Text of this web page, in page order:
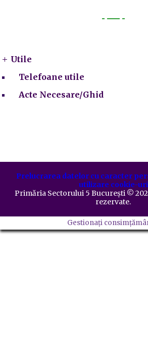
Utile
Telefoane utile
Acte Necesare/Ghid
Prelucrarea datelor cu caracter
utilizare cookie-uri
Primăria Sectorului 5 București ©️
rezervate.
Gestionați